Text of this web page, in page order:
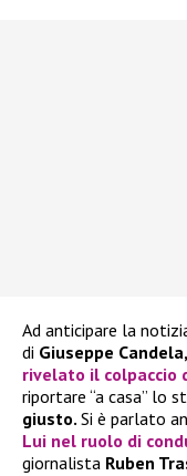
Ad anticipare la
di Giuseppe Candela,
rivelato il colpaccio
riportare “a casa” lo
giusto. Si è parlato
Lui nel ruolo di
giornalista Ruben